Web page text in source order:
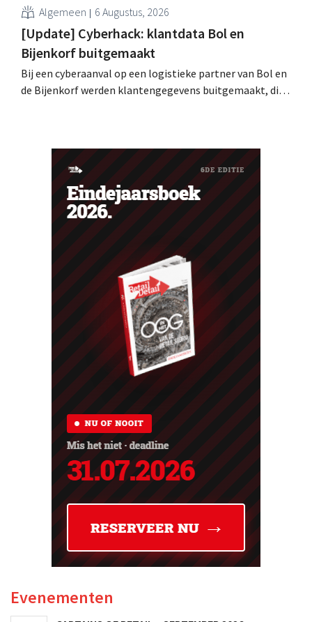
Algemeen 6 Augustus, 2026
[Update] Cyberhack: klantdata Bol en
Bijenkorf buitgemaakt
Bij een cyberaanval op een logistieke partner van Bol en
de Bijenkorf werden klantengegevens buitgemaakt, die
Evenementen